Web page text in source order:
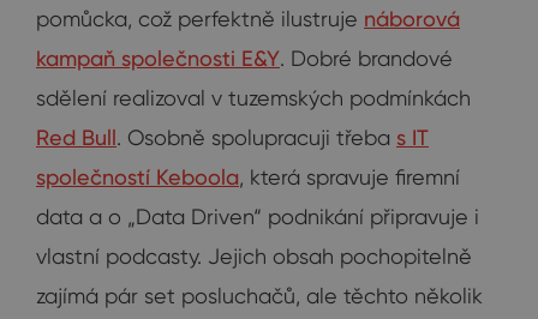
pomůcka, což perfektně ilustruje náborová
kampaň společnosti E&Y. Dobré brandové
sdělení realizoval v tuzemských podmínkách
Red Bull. Osobně spolupracuji třeba s IT
společností Keboola, která spravuje firemní
data a o „Data Driven“ podnikání připravuje i
vlastní podcasty. Jejich obsah pochopitelně
zajímá pár set posluchačů, ale těchto několik